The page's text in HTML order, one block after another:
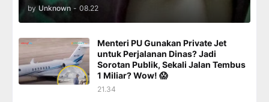
by Unknown - 08.22
Menteri PU Gunakan Private Jet
untuk Perjalanan Dinas? Jadi
Sorotan Publik, Sekali Jalan Tembus
1 Miliar? Wow! 😱
21.34